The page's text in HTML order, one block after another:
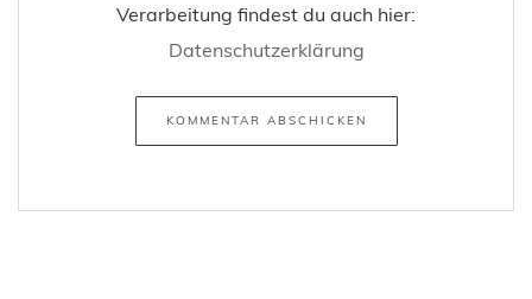
Verarbeitung findest du auch hier:
Datenschutzerklärung